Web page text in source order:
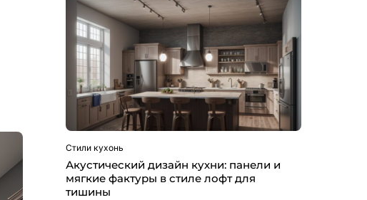
Стили кухонь
Акустический дизайн кухни: панели и
мягкие фактуры в стиле лофт для
тишины